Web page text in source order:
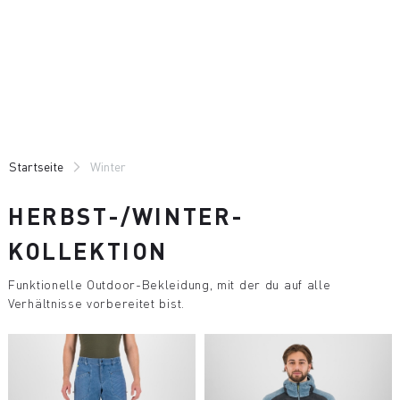
Startseite Winter
HERBST-/WINTER-
KOLLEKTION
Funktionelle Outdoor-Bekleidung, mit der du auf alle
Verhältnisse vorbereitet bist.